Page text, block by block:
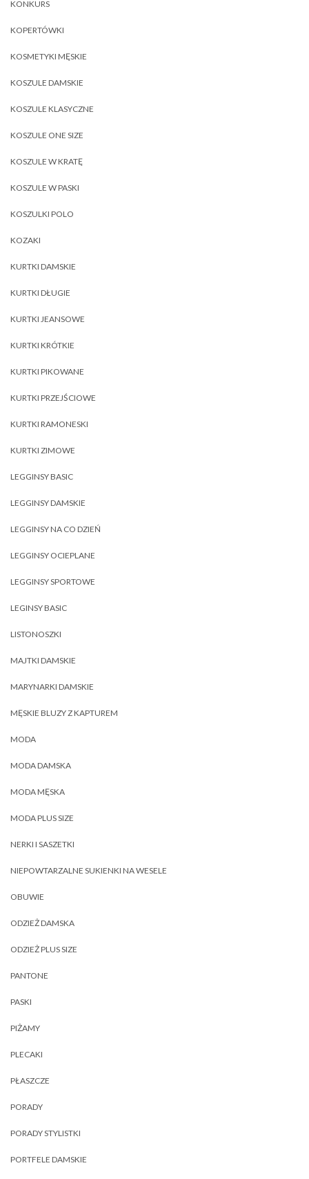
KONKURS
KOPERTÓWKI
KOSMETYKI MĘSKIE
KOSZULE DAMSKIE
KOSZULE KLASYCZNE
KOSZULE ONE SIZE
KOSZULE W KRATĘ
KOSZULE W PASKI
KOSZULKI POLO
KOZAKI
KURTKI DAMSKIE
KURTKI DŁUGIE
KURTKI JEANSOWE
KURTKI KRÓTKIE
KURTKI PIKOWANE
KURTKI PRZEJŚCIOWE
KURTKI RAMONESKI
KURTKI ZIMOWE
LEGGINSY BASIC
LEGGINSY DAMSKIE
LEGGINSY NA CO DZIEŃ
LEGGINSY OCIEPLANE
LEGGINSY SPORTOWE
LEGINSY BASIC
LISTONOSZKI
MAJTKI DAMSKIE
MARYNARKI DAMSKIE
MĘSKIE BLUZY Z KAPTUREM
MODA
MODA DAMSKA
MODA MĘSKA
MODA PLUS SIZE
NERKI I SASZETKI
NIEPOWTARZALNE SUKIENKI NA WESELE
OBUWIE
ODZIEŻ DAMSKA
ODZIEŻ PLUS SIZE
PANTONE
PASKI
PIŻAMY
PLECAKI
PŁASZCZE
PORADY
PORADY STYLISTKI
PORTFELE DAMSKIE